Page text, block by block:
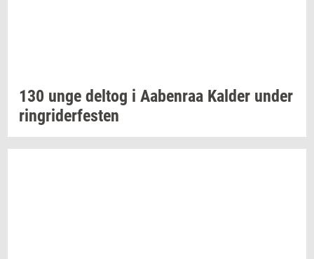
130 unge delt­og i Aa­ben­raa Kal­der under
rin­gri­der­fe­sten